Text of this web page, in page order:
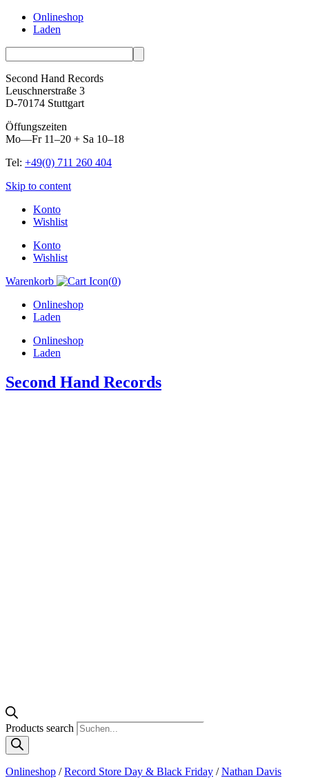
Onlineshop
Laden
Second Hand Records
Leuschnerstraße 3
D-70174 Stuttgart
Öffungszeiten
Mo—Fr 11–20 + Sa 10–18
Tel: +49(0) 711 260 404
Skip to content
Konto
Wishlist
Konto
Wishlist
Warenkorb
(0)
Onlineshop
Laden
Onlineshop
Laden
Second Hand Records
Products search
Onlineshop /Record Store Day & Black Friday /Nathan Davis